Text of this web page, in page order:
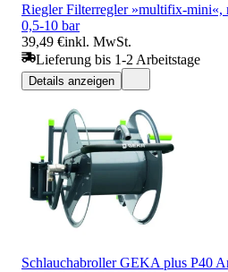
Riegler Filterregler »multifix-mini«,
0,5-10 bar
39,49 €inkl. MwSt.
Lieferung bis 1-2 Arbeitstage
Details anzeigen
Schlauchabroller GEKA plus P40